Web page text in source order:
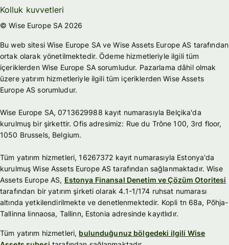
Kolluk kuvvetleri
© Wise Europe SA 2026
Bu web sitesi Wise Europe SA ve Wise Assets Europe AS tarafından
ortak olarak yönetilmektedir. Ödeme hizmetleriyle ilgili tüm
içeriklerden Wise Europe SA sorumludur. Pazarlama dâhil olmak
üzere yatırım hizmetleriyle ilgili tüm içeriklerden Wise Assets
Europe AS sorumludur.
Wise Europe SA, 0713629988 kayıt numarasıyla Belçika'da
kurulmuş bir şirkettir. Ofis adresimiz: Rue du Trône 100, 3rd floor,
1050 Brussels, Belgium.
Tüm yatırım hizmetleri, 16267372 kayıt numarasıyla Estonya'da
kurulmuş Wise Assets Europe AS tarafından sağlanmaktadır. Wise
Assets Europe AS, Estonya Finansal Denetim ve Çözüm Otoritesi
tarafından bir yatırım şirketi olarak 4.1-1/174 ruhsat numarası
altında yetkilendirilmekte ve denetlenmektedir. Kopli tn 68a, Põhja-
Tallinna linnaosa, Tallinn, Estonia adresinde kayıtlıdır.
Tüm yatırım hizmetleri, bulunduğunuz bölgedeki ilgili Wise